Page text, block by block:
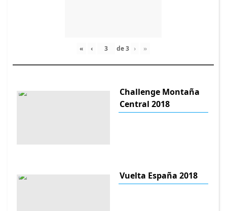
« ‹ de3 › »
Challenge Montaña
Central 2018
Vuelta España 2018